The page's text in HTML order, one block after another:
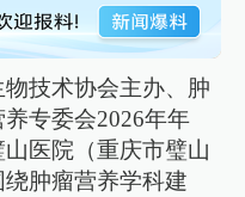
技术协会主办、肿
专委会2026年年
医院（重庆市璧山
肿瘤营养学科建